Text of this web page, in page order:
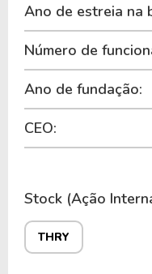
Ano de estreia na
Número de
Ano de fundação:
CEO:
Stock (Ação
THRY